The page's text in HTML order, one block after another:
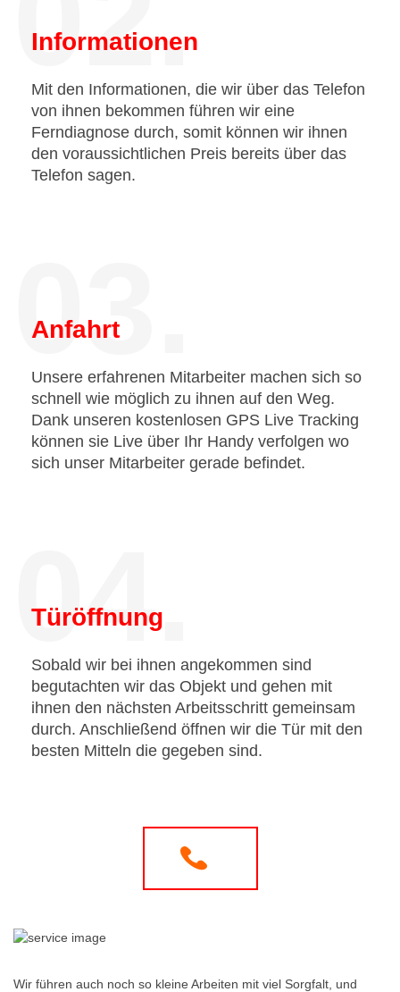
Informationen
Mit den Informationen, die wir über das Telefon
von ihnen bekommen führen wir eine
Ferndiagnose durch, somit können wir ihnen
den voraussichtlichen Preis bereits über das
Telefon sagen.
03.
Anfahrt
Unsere erfahrenen Mitarbeiter machen sich so
schnell wie möglich zu ihnen auf den Weg.
Dank unseren kostenlosen GPS Live Tracking
können sie Live über Ihr Handy verfolgen wo
sich unser Mitarbeiter gerade befindet.
04.
Türöffnung
Sobald wir bei ihnen angekommen sind
begutachten wir das Objekt und gehen mit
ihnen den nächsten Arbeitsschritt gemeinsam
durch. Anschließend öffnen wir die Tür mit den
besten Mitteln die gegeben sind.
Wir führen auch noch so kleine Arbeiten mit viel Sorgfalt, und